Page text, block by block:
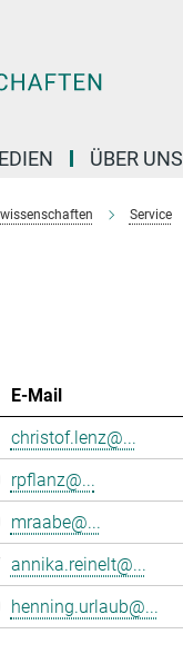
ÜBER UNS
Service
E-Mail
christof.lenz@...
rpflanz@...
mraabe@...
annika.reinelt@...
henning.urlaub@...